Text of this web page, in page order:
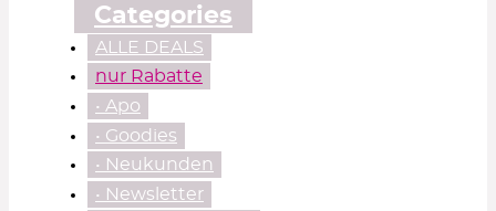
Categories
ALLE DEALS
nur Rabatte
• Apo
• Goodies
• Neukunden
• Newsletter